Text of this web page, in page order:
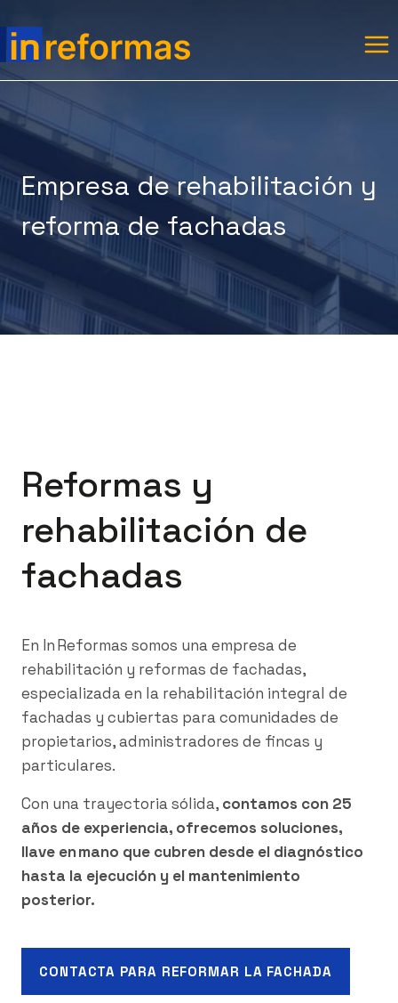
al
contenido
Empresa de rehabilitación y
reforma de fachadas
Reformas y
rehabilitación de
fachadas
En In Reformas somos una empresa de
rehabilitación y reformas de fachadas,
especializada en la rehabilitación integral de
fachadas y cubiertas para comunidades de
propietarios, administradores de fincas y
particulares.
Con una trayectoria sólida, contamos con 25
años de experiencia, ofrecemos soluciones,
llave en mano que cubren desde el diagnóstico
hasta la ejecución y el mantenimiento
posterior.
CONTACTA PARA REFORMAR LA FACHADA